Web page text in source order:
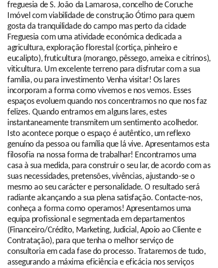
freguesia de S. João da Lamarosa, concelho de Coruche
Imóvel com viabilidade de construção Ótimo para quem
gosta da tranquilidade do campo mas perto da cidade
Freguesia com uma atividade económica dedicada a
agricultura, exploração florestal (cortiça, pinheiro e
eucalipto), fruticultura (morango, pêssego, ameixa e citrinos),
viticultura. Um excelente terreno para disfrutar com a sua
família, ou para investimento Venha visitar! Os lares
incorporam a forma como vivemos e nos vemos. Esses
espaços evoluem quando nos concentramos no que nos faz
felizes. Quando entramos em alguns lares, estes
instantaneamente transmitem um sentimento acolhedor.
Isto acontece porque o espaço é autêntico, um reflexo
genuíno da pessoa ou família que lá vive. Apresentamos esta
filosofia na nossa forma de trabalhar! Encontramos uma
casa à sua medida, para construir o seu lar, de acordo com as
suas necessidades, pretensões, vivências, ajustando-se o
mesmo ao seu carácter e personalidade. O resultado será
radiante alcançando a sua plena satisfação. Contacte-nos,
conheça a forma como operamos! Apresentamos uma
equipa profissional e segmentada em departamentos
(Financeiro/Crédito, Marketing, Judicial, Apoio ao Cliente e
Contratação), para que tenha o melhor serviço de
consultoria em cada fase do processo. Trataremos de tudo,
assegurando a máxima eficiência e eficácia nos serviços